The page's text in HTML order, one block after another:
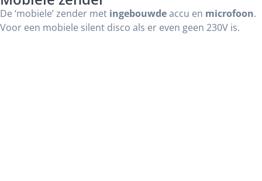
De ‘mobiele’ zender met ingebouwdeaccu en microfoon.
Voor een mobiele silent disco als er even geen 230V is.